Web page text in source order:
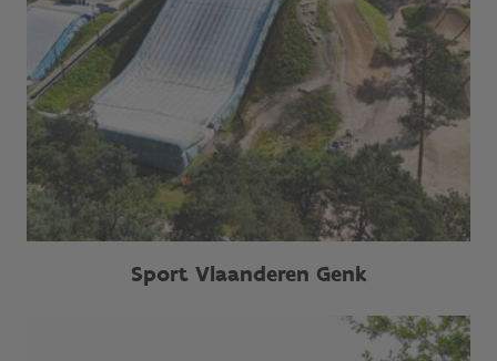
Sport Vlaanderen Genk